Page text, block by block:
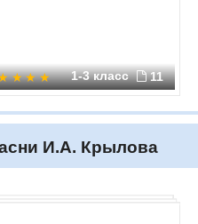
1-3 класс 11
И.А. Крылова